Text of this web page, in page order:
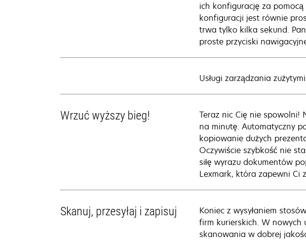
ich konfigurację za
konfiguracji jest równie
trwa tylko kilka sekund.
proste przyciski
Usługi zarządzania
Wrzuć wyższy bieg!
Teraz nic Cię nie spowolni!
na minutę. Automatyczny
kopiowanie dużych
Oczywiście szybkość nie
siłę wyrazu dokumentów
Lexmark, która zapewni Ci
Skanuj, przesyłaj i zapisuj
Koniec z wysyłaniem
firm kurierskich. W nowych
skanowania w dobrej